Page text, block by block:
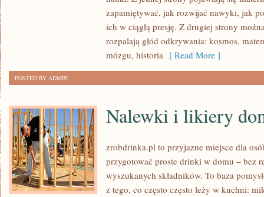
OCEANOGRAFIA
zapamiętywać, jak rozwijać nawyki, jak
ich w ciągłą presję. Z drugiej strony
rozpalają głód odkrywania: kosmos,
mózgu, historia [ Read More ]
POSTED BY ADMIN
Nalewki i likiery
zrobdrinka.pl to przyjazne miejsce dla
przygotować proste drinki w domu – bez
wyszukanych składników. To baza
z tego, co często często leży w kuchni: